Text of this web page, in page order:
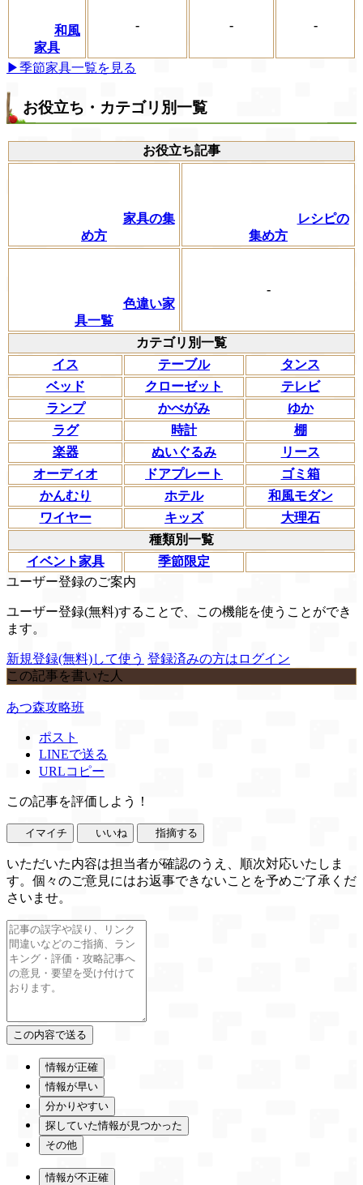
和風
家具
- - -
▶季節家具一覧を見る
お役立ち・カテゴリ別一覧
お役立ち記事
家具の集
め方
レシピの
集め方
色違い家
具一覧
-
カテゴリ別一覧
イス
テーブル
タンス
ベッド
クローゼット
テレビ
ランプ
かべがみ
ゆか
ラグ
時計
棚
楽器
ぬいぐるみ
リース
オーディオ
ドアプレート
ゴミ箱
かんむり
ホテル
和風モダン
ワイヤー
キッズ
大理石
種類別一覧
イベント家具
季節限定
ユーザー登録のご案内
ユーザー登録(無料)することで、この機能を使うことができ
ます。
新規登録(無料)して使う 登録済みの方はログイン
この記事を書いた人
あつ森攻略班
ポスト
LINEで送る
URLコピー
この記事を評価しよう！
イマイチ いいね 指摘する
いただいた内容は担当者が確認のうえ、順次対応いたしま
す。個々のご意見にはお返事できないことを予めご了承くだ
さいませ。
情報が正確
情報が早い
分かりやすい
探していた情報が見つかった
その他
情報が不正確